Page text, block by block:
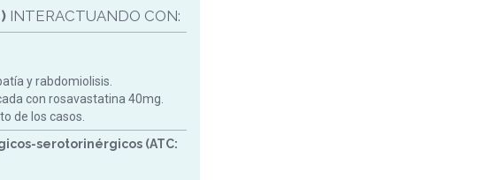
INTERACTUANDO CON:
y rabdomiolisis.
con rosavastatina 40mg.
de los casos.
serotorinérgicos (ATC: